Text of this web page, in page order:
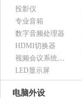
投影仪
专业音箱
数字音频处理器
HDMI切换器
视频会议系统设备（市采）
LED显示屏
电脑外设